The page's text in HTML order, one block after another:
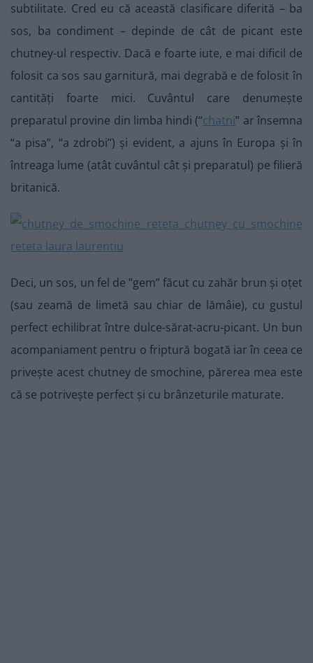
subtilitate. Cred eu că această clasificare diferită – ba
sos, ba condiment – depinde de cât de picant este
chutney-ul respectiv. Dacă e foarte iute, e mai dificil de
folosit ca sos sau garnitură, mai degrabă e de folosit în
cantități foarte mici. Cuvântul care denumește
preparatul provine din limba hindi (“chatni” ar însemna
“a pisa”, “a zdrobi”) și evident, a ajuns în Europa și în
întreaga lume (atât cuvântul cât și preparatul) pe filieră
britanică.
Deci, un sos, un fel de ”gem” făcut cu zahăr brun și oțet
(sau zeamă de limetă sau chiar de lămâie), cu gustul
perfect echilibrat între dulce-sărat-acru-picant. Un bun
acompaniament pentru o friptură bogată iar în ceea ce
privește acest chutney de smochine, părerea mea este
că se potrivește perfect și cu brânzeturile maturate.